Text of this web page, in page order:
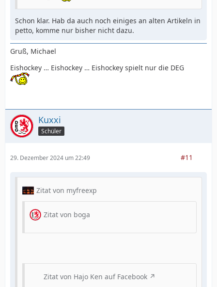
Schon klar. Hab da auch noch einiges an alten Artikeln in
petto, komme nur bisher nicht dazu.
Gruß, Michael
Eishockey … Eishockey … Eishockey spielt nur die DEG
Kuxxi
Schüler
29. Dezember 2024 um 22:49 #11
Zitat von myfreexp
Zitat von boga
Zitat von Hajo Ken auf Facebook